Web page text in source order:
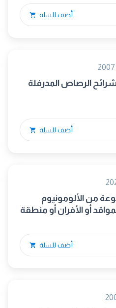
أضف للسلة
و سبائكه شرائح الرصاص المدرفلة
أضف للسلة
من الألومونيوم
أو الأفران أو منطقة
أضف للسلة